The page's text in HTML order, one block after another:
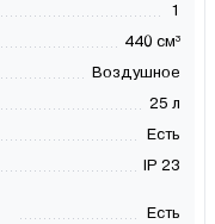
1
440 см³
Воздушное
25 л
Есть
IP 23
Есть